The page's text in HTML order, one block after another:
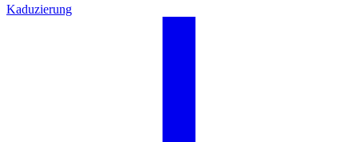
Kaduzierung